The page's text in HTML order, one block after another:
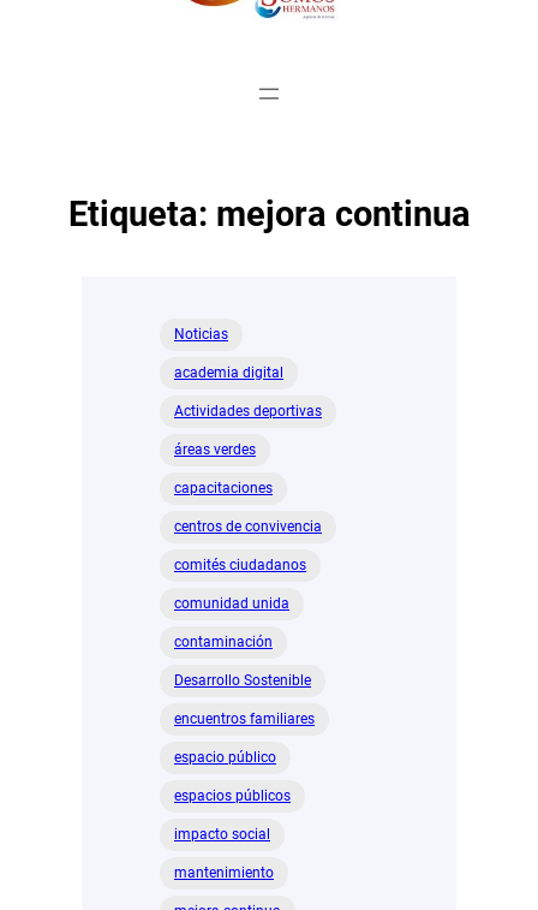
Etiqueta: mejora continua
Noticias
academia digital
Actividades deportivas
áreas verdes
capacitaciones
centros de convivencia
comités ciudadanos
comunidad unida
contaminación
Desarrollo Sostenible
encuentros familiares
espacio público
espacios públicos
impacto social
mantenimiento